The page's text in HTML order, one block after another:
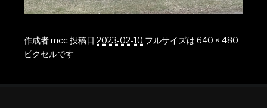
作成者mcc投稿日 2023-02-10 フルサイズは 640 × 480
ピクセルです